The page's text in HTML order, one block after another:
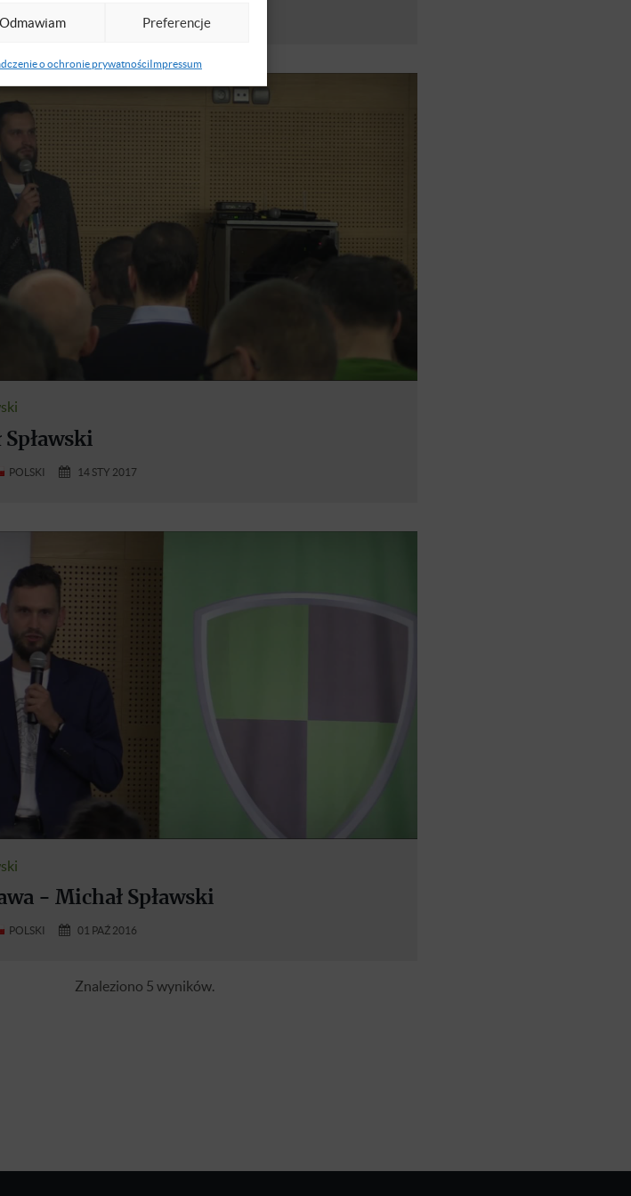
Odmawiam Preferencje
o ochronie prywatnościImpressum
POLSKI 14 STY 2017
- Michał Spławski
POLSKI 01 PAŹ 2016
Znaleziono 5 wyników.